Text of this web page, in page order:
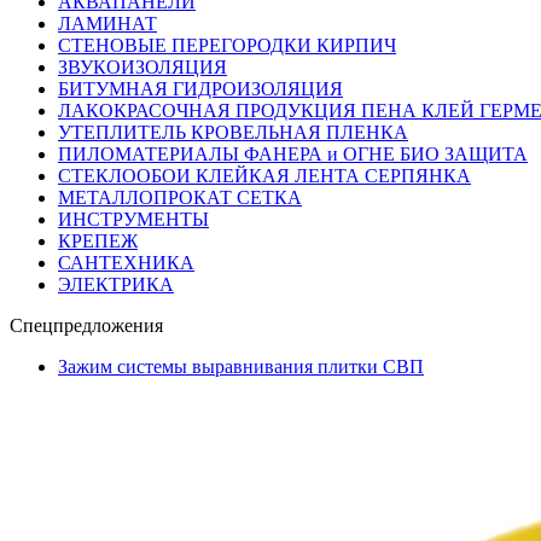
ЛАМИНАТ
СТЕНОВЫЕ ПЕРЕГОРОДКИ КИРПИЧ
ЗВУКОИЗОЛЯЦИЯ
БИТУМНАЯ ГИДРОИЗОЛЯЦИЯ
ЛАКОКРАСОЧНАЯ ПРОДУКЦИЯ ПЕНА КЛЕЙ
УТЕПЛИТЕЛЬ КРОВЕЛЬНАЯ ПЛЕНКА
ПИЛОМАТЕРИАЛЫ ФАНЕРА и ОГНЕ БИО ЗАЩИТА
СТЕКЛООБОИ КЛЕЙКАЯ ЛЕНТА СЕРПЯНКА
МЕТАЛЛОПРОКАТ СЕТКА
ИНСТРУМЕНТЫ
КРЕПЕЖ
САНТЕХНИКА
ЭЛЕКТРИКА
Спецпредложения
Зажим системы выравнивания плитки СВП